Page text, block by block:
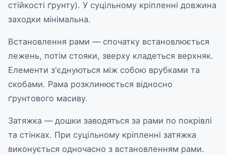
стійкості ґрунту). У суцільному кріпленні довжина
заходки мінімальна.
Встановлення рами — спочатку встановлюється
лежень, потім стояки, зверху кладеться верхняк.
Елементи з'єднуються між собою врубками та
скобами. Рама розклинюється відносно
ґрунтового масиву.
Затяжка — дошки заводяться за рами по покрівлі
та стінках. При суцільному кріпленні затяжка
виконується одночасно з встановленням рами.